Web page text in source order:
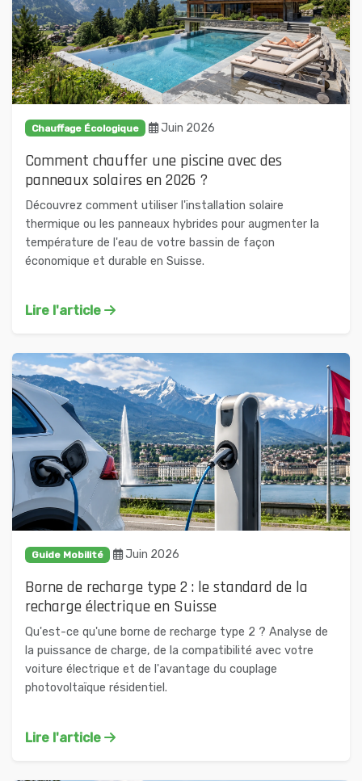
Chauffage Écologique Juin 2026
Comment chauffer une piscine avec des
panneaux solaires en 2026 ?
Découvrez comment utiliser l'installation solaire
thermique ou les panneaux hybrides pour augmenter la
température de l'eau de votre bassin de façon
économique et durable en Suisse.
Lire l'article
Guide Mobilité Juin 2026
Borne de recharge type 2 : le standard de la
recharge électrique en Suisse
Qu'est-ce qu'une borne de recharge type 2 ? Analyse de
la puissance de charge, de la compatibilité avec votre
voiture électrique et de l'avantage du couplage
photovoltaïque résidentiel.
Lire l'article